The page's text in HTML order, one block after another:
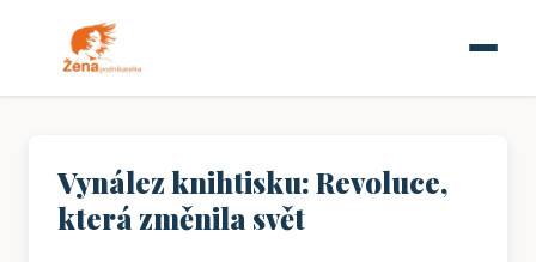
Vynález knihtisku: Revoluce,
která změnila svět